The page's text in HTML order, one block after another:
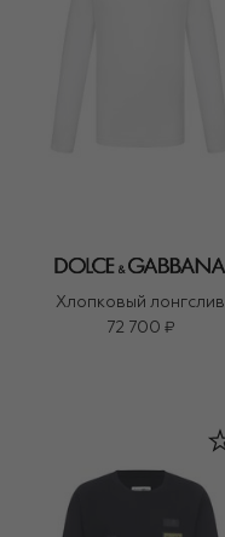
Хлопковый лонгслив
72 700 ₽